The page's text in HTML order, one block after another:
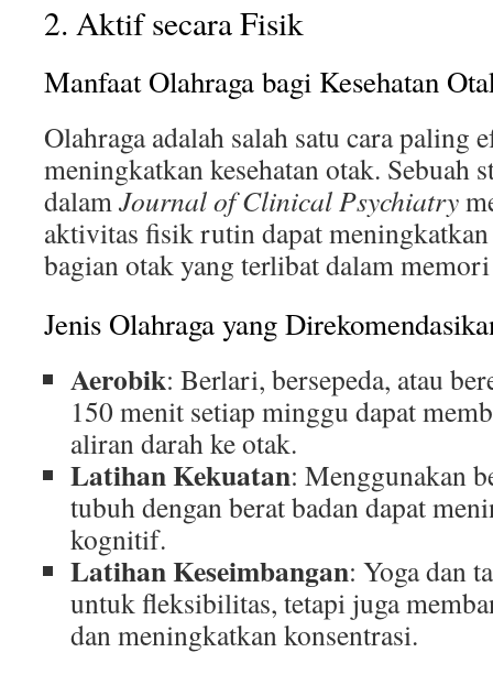
2. Aktif secara Fisik
Manfaat Olahraga bagi Kesehatan
Olahraga adalah salah satu cara paling
meningkatkan kesehatan otak. Sebuah
dalamJournal of Clinical Psychiatry
aktivitas fisik rutin dapat
bagian otak yang terlibat dalam
Jenis Olahraga yang
Aerobik: Berlari, bersepeda, atau
150 menit setiap minggu dapat
aliran darah ke otak.
Latihan Kekuatan: Menggunakan
tubuh dengan berat badan dapat
kognitif.
Latihan Keseimbangan: Yoga dan
untuk fleksibilitas, tetapi juga
dan meningkatkan konsentrasi.